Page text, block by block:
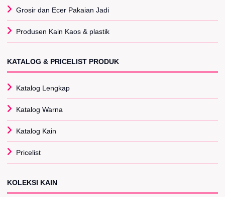
Grosir dan Ecer Pakaian Jadi
Produsen Kain Kaos & plastik
KATALOG & PRICELIST PRODUK
Katalog Lengkap
Katalog Warna
Katalog Kain
Pricelist
KOLEKSI KAIN